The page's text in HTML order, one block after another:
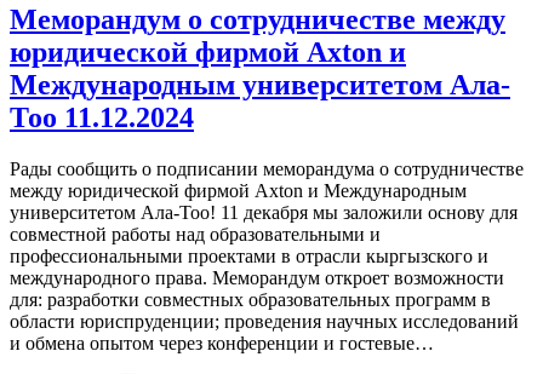
Меморандум о сотрудничестве между
юридической фирмой Axton и
Международным университетом Ала-
Тоо 11.12.2024
Рады сообщить о подписании меморандума о сотрудничестве
между юридической фирмой Axton и Международным
университетом Ала-Тоо! 11 декабря мы заложили основу для
совместной работы над образовательными и
профессиональными проектами в отрасли кыргызского и
международного права. Меморандум откроет возможности
для: разработки совместных образовательных программ в
области юриспруденции; проведения научных исследований
и обмена опытом через конференции и гостевые…